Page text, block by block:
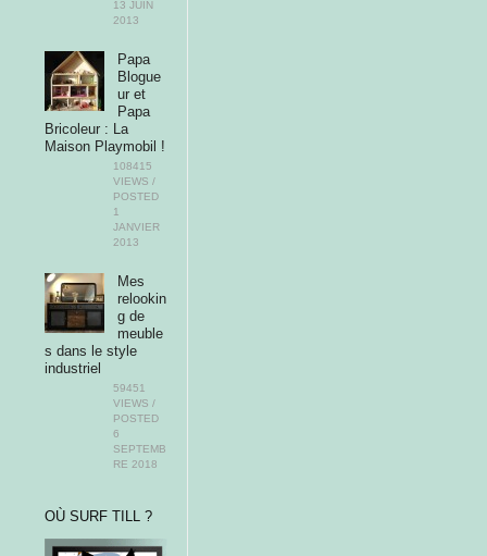
13 JUIN
2013
Papa
Blogue
ur et
Papa
Bricoleur : La
Maison Playmobil !
108415
VIEWS /
POSTED
1
JANVIER
2013
Mes
relookin
g de
meuble
s dans le style
industriel
59451
VIEWS /
POSTED
6
SEPTEMB
RE 2018
OÙ SURF TILL ?